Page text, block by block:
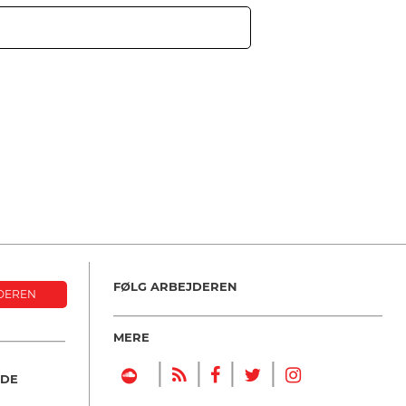
FØLG ARBEJDEREN
MERE
| | | |